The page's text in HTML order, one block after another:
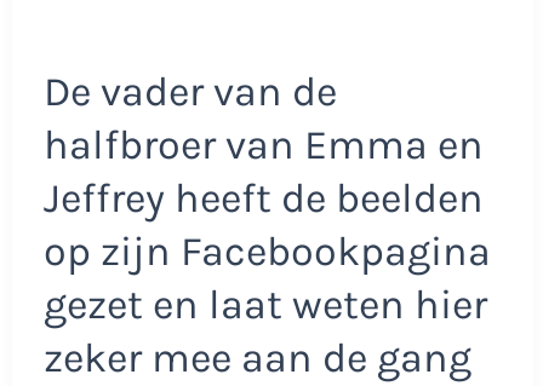
De vader van de
halfbroer van Emma en
Jeffrey heeft de beelden
op zijn Facebookpagina
gezet en laat weten hier
zeker mee aan de gang